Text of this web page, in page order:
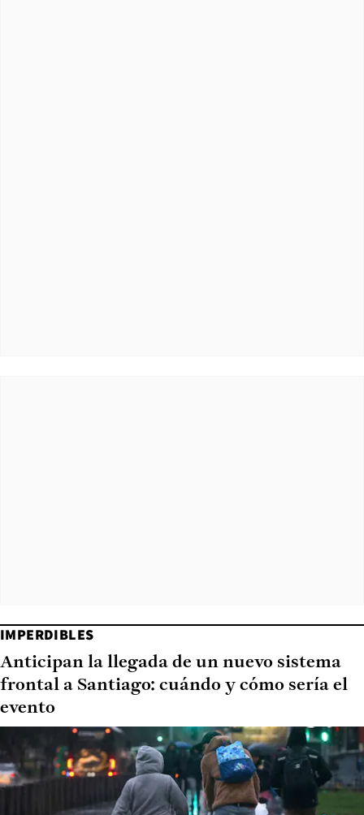
IMPERDIBLES
Anticipan la llegada de un nuevo sistema
frontal a Santiago: cuándo y cómo sería el
evento